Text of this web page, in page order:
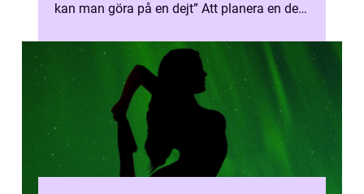
kan man göra på en dejt” Att planera en dejt